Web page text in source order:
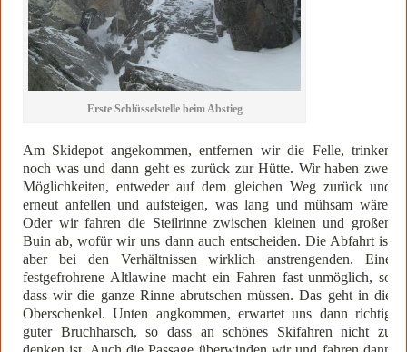
Erste Schlüsselstelle beim Abstieg
Am Skidepot angekommen, entfernen wir die Felle, trinken
noch was und dann geht es zurück zur Hütte. Wir haben zwei
Möglichkeiten, entweder auf dem gleichen Weg zurück und
erneut anfellen und aufsteigen, was lang und mühsam wäre.
Oder wir fahren die Steilrinne zwischen kleinen und großen
Buin ab, wofür wir uns dann auch entscheiden. Die Abfahrt ist
aber bei den Verhältnissen wirklich anstrengenden. Eine
festgefrohrene Altlawine macht ein Fahren fast unmöglich, so
dass wir die ganze Rinne abrutschen müssen. Das geht in die
Oberschenkel. Unten angkommen, erwartet uns dann richtig
guter Bruchharsch, so dass an schönes Skifahren nicht zu